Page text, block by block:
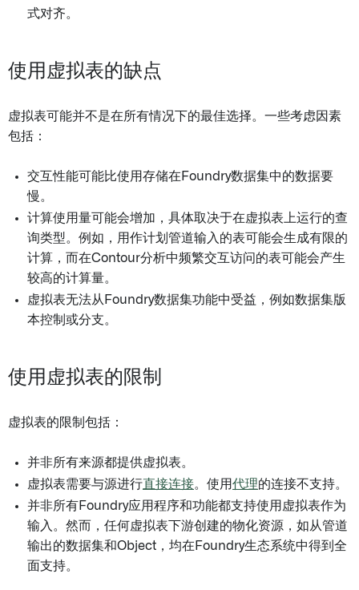
式对齐。
使用虚拟表的缺点
虚拟表可能并不是在所有情况下的最佳选择。一些考虑因素
包括：
交互性能可能比使用存储在Foundry数据集中的数据要
慢。
计算使用量可能会增加，具体取决于在虚拟表上运行的查
询类型。例如，用作计划管道输入的表可能会生成有限的
计算，而在Contour分析中频繁交互访问的表可能会产生
较高的计算量。
虚拟表无法从Foundry数据集功能中受益，例如数据集版
本控制或分支。
使用虚拟表的限制
虚拟表的限制包括：
并非所有来源都提供虚拟表。
虚拟表需要与源进行直接连接。使用代理的连接不支持。
并非所有Foundry应用程序和功能都支持使用虚拟表作为
输入。然而，任何虚拟表下游创建的物化资源，如从管道
输出的数据集和Object，均在Foundry生态系统中得到全
面支持。